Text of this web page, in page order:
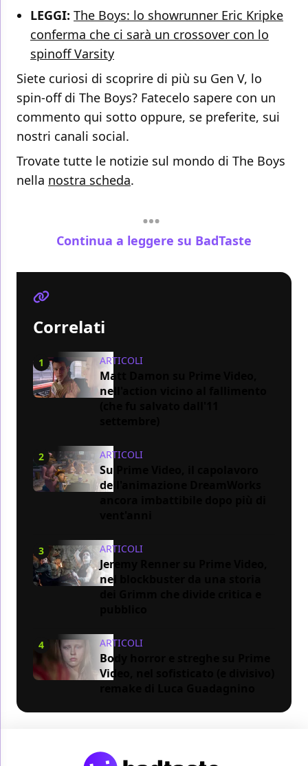
LEGGI: The Boys: lo showrunner Eric Kripke
conferma che ci sarà un crossover con lo
spinoff Varsity
Siete curiosi di scoprire di più su Gen V, lo
spin-off di The Boys? Fatecelo sapere con un
commento qui sotto oppure, se preferite, sui
nostri canali social.
Trovate tutte le notizie sul mondo di The Boys
nella nostra scheda.
Continua a leggere su BadTaste
Correlati
1 ARTICOLI
Matt Damon su Prime Video,
nell'action vicino al fallimento
2 ARTICOLI
Su Prime Video, il capolavoro
dell'animazione DreamWorks
3 ARTICOLI
Jeremy Renner su Prime Video,
nel blockbuster da una storia
4 ARTICOLI
Body horror e streghe su Prime
Video, nel sofisticato (e divisivo)